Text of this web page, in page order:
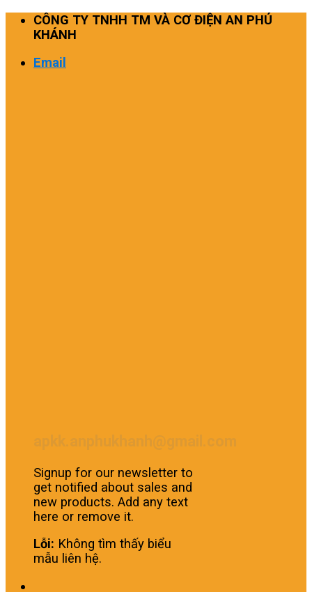
Skip
CÔNG TY TNHH TM VÀ CƠ ĐIỆN AN PHÚ
KHÁNH
Email
Signup for our newsletter to
get notified about sales and
new products. Add any text
here or remove it.
Lỗi: Không tìm thấy biểu
mẫu liên hệ.